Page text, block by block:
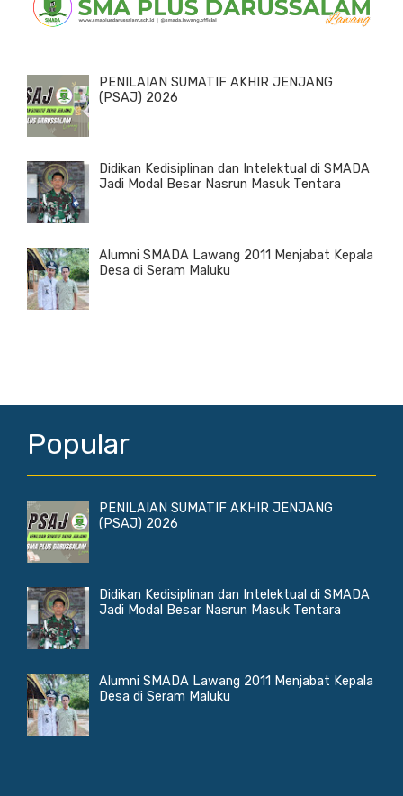
PENILAIAN SUMATIF AKHIR JENJANG
(PSAJ) 2026
Didikan Kedisiplinan dan Intelektual di SMADA
Jadi Modal Besar Nasrun Masuk Tentara
Alumni SMADA Lawang 2011 Menjabat Kepala
Desa di Seram Maluku
Popular
PENILAIAN SUMATIF AKHIR JENJANG
(PSAJ) 2026
Didikan Kedisiplinan dan Intelektual di SMADA
Jadi Modal Besar Nasrun Masuk Tentara
Alumni SMADA Lawang 2011 Menjabat Kepala
Desa di Seram Maluku